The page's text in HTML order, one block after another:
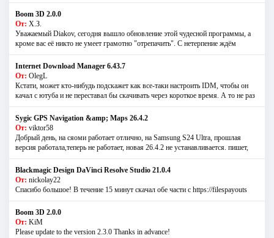
Boom 3D 2.0.0
От: Х.З.
Уважаемый Diakov, сегодня вышло обновление этой чудесной программы, а
кроме вас её никто не умеет грамотно "отрепачить". С нетерпение ждём
Internet Download Manager 6.43.7
От: OlegL
Кстати, может кто-нибудь подскажет как все-таки настроить IDM, чтобы он
качал с ютуба и не переставал бы скачивать через короткое время. А то не раз
Sygic GPS Navigation &amp; Maps 26.4.2
От: viktor58
Добрый день, на сяоми работает отлично, на Samsung S24 Ultra, прошлая
версия работала,теперь не работает, новая 26.4.2 не устанавливается. пишет,
Blackmagic Design DaVinci Resolve Studio 21.0.4
От: nickolay22
Спасибо большое! В течение 15 минут скачал обе части с https://filespayouts
Boom 3D 2.0.0
От: KiM
Please update to the version 2.3.0 Thanks in advance!